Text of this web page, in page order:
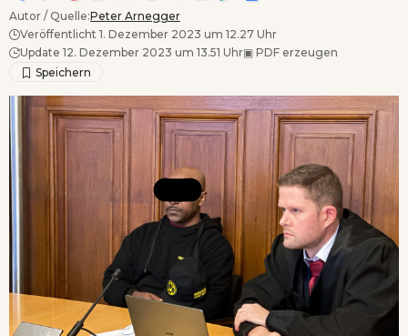
Autor / Quelle:Peter Arnegger
Veröffentlicht 1. Dezember 2023 um 12.27 Uhr
Update 12. Dezember 2023 um 13.51 Uhr▣ PDF erzeugen